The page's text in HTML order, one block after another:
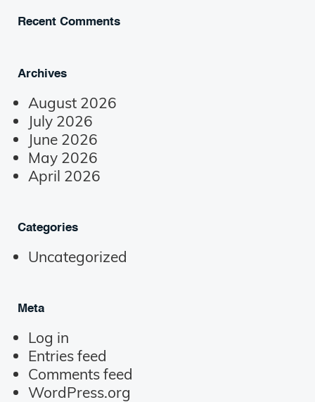
Recent Comments
Archives
August 2026
July 2026
June 2026
May 2026
April 2026
Categories
Uncategorized
Meta
Log in
Entries feed
Comments feed
WordPress.org